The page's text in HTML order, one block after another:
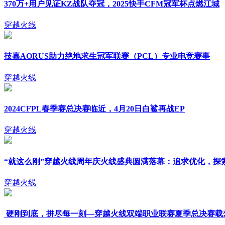
370万+用户见证KZ战队夺冠，2025快手CFM冠军杯点燃江城
穿越火线
技嘉AORUS助力绝地求生冠军联赛（PCL）专业电竞赛事
穿越火线
2024CFPL春季赛总决赛临近，4月20日白鲨再战EP
穿越火线
“就这么刚”穿越火线周年庆火线盛典圆满落幕：追求优化，探
穿越火线
硬刚到底，拼尽每一刻—穿越火线双端职业联赛夏季总决赛载